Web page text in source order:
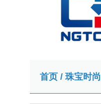
首页 / 珠宝时尚